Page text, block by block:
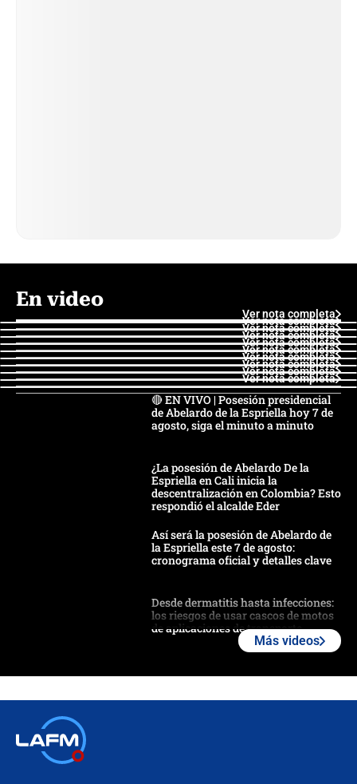
En video
Ver nota completa
Ver nota completa
Ver nota completa
Ver nota completa
Ver nota completa
Ver nota completa
Ver nota completa
Ver nota completa
Ver nota completa
Ver nota completa
🔴 EN VIVO | Posesión presidencial
de Abelardo de la Espriella hoy 7 de
agosto, siga el minuto a minuto
¿La posesión de Abelardo De la
Espriella en Cali inicia la
descentralización en Colombia? Esto
respondió el alcalde Eder
Así será la posesión de Abelardo de
la Espriella este 7 de agosto:
cronograma oficial y detalles clave
Desde dermatitis hasta infecciones:
los riesgos de usar cascos de motos
de aplicaciones de transporte
Más videos